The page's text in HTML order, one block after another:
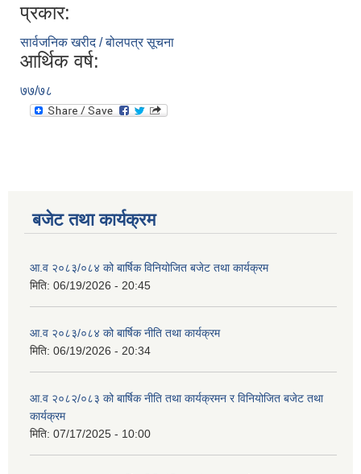
प्रकार:
सार्वजनिक खरीद / बोलपत्र सूचना
आर्थिक वर्ष:
७७/७८
बजेट तथा कार्यक्रम
आ.व २०८३/०८४ को बार्षिक विनियोजित बजेट तथा कार्यक्रम
मिति: 06/19/2026 - 20:45
आ.व २०८३/०८४ को बार्षिक नीति तथा कार्यक्रम
मिति: 06/19/2026 - 20:34
आ.व २०८२/०८३ को बार्षिक नीति तथा कार्यक्रमन र विनियोजित बजेट तथा
कार्यक्रम
मिति: 07/17/2025 - 10:00